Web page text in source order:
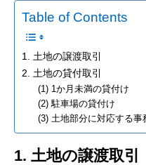
Table of Contents
1. 土地の譲渡取引
2. 土地の貸付取引
(1) 1か月未満の貸付け
(2) 駐車場の貸付け
(3) 土地部分に対応する事
1. 土地の譲渡取引